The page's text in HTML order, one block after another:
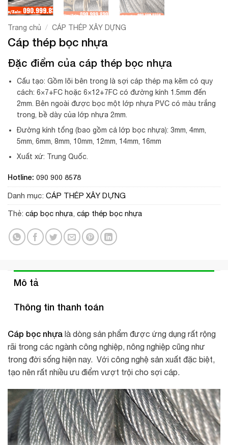
Trang chủ / CÁP THÉP XÂY DỰNG
Cáp thép bọc nhựa
Đặc điểm của cáp thép bọc nhựa
Cấu tạo: Gồm lõi bên trong là sợi cáp thép mạ kẽm có quy
cách: 6×7+FC hoặc 6×12+7FC có đường kính 1.5mm đến
2mm. Bên ngoài được bọc một lớp nhựa PVC có màu trắng
trong, bề dày của lớp nhựa 2mm.
Đường kính tổng (bao gồm cả lớp bọc nhựa): 3mm, 4mm,
5mm, 6mm, 8mm, 10mm, 12mm, 14mm, 16mm
Xuất xứ: Trung Quốc.
Hotline: 090 900 8578
Danh mục: CÁP THÉP XÂY DỰNG
Thẻ: cáp bọc nhựa, cáp thép bọc nhựa
Mô tả
Thông tin thanh toán
Cáp bọc nhựa là dòng sản phẩm được ứng dụng rất rộng
rãi trong các ngành công nghiệp, nông nghiệp cũng như
trong đời sống hiện nay. Với công nghệ sản xuất đặc biệt,
tạo nên rất nhiều ưu điểm vượt trội cho sợi cáp.